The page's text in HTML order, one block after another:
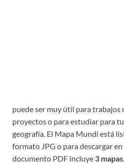
puede ser muy útil para trabajos
proyectos o para estudiar para
geografía. El Mapa Mundi está
formato JPG o para descargar
documento PDF incluye 3 mapas